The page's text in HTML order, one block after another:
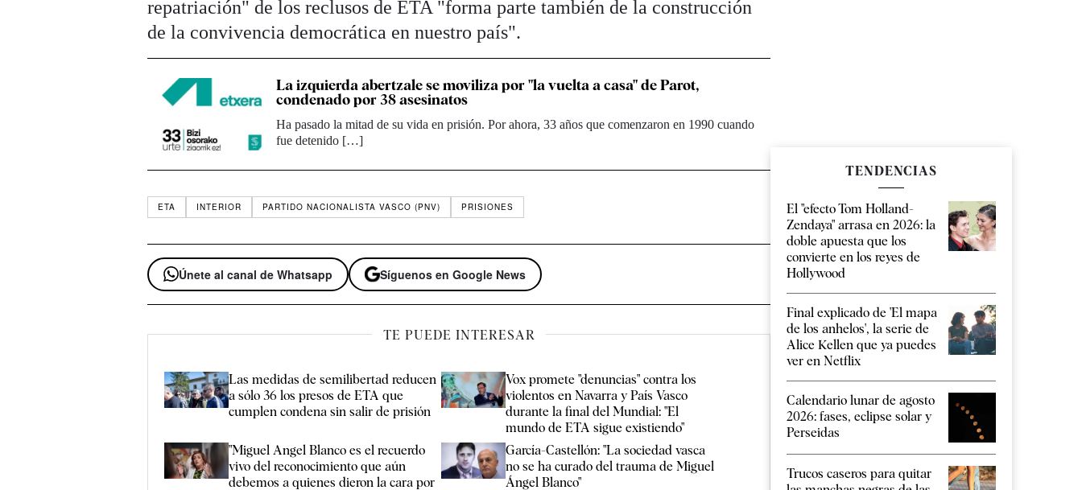
repatriación" de los reclusos de ETA "forma parte también de la construcción
de la convivencia democrática en nuestro país".
La izquierda abertzale se moviliza por "la vuelta a casa" de Parot,
condenado por 38 asesinatos
Ha pasado la mitad de su vida en prisión. Por ahora, 33 años que comenzaron en 1990 cuando
fue detenido […]
ETA INTERIOR PARTIDO NACIONALISTA VASCO (PNV) PRISIONES
Únete al canal de Whatsapp Síguenos en Google News
TE PUEDE INTERESAR
Las medidas de semilibertad reducen
a sólo 36 los presos de ETA que
cumplen condena sin salir de prisión
Vox promete "denuncias" contra los
violentos en Navarra y País Vasco
durante la final del Mundial: "El
mundo de ETA sigue existiendo"
"Miguel Angel Blanco es el recuerdo
vivo del reconocimiento que aún
debemos a quienes dieron la cara por
García-Castellón: "La sociedad vasca
no se ha curado del trauma de Miguel
Ángel Blanco"
TENDENCIAS
El "efecto Tom Holland-
Zendaya" arrasa en 2026: la
doble apuesta que los
convierte en los reyes de
Hollywood
Final explicado de 'El mapa
de los anhelos', la serie de
Alice Kellen que ya puedes
ver en Netflix
Calendario lunar de agosto
2026: fases, eclipse solar y
Perseidas
Trucos caseros para quitar